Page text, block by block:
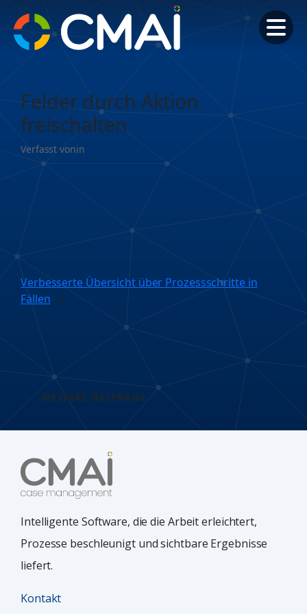
Inhalt
springen
Felder durch Aktion
freischalten
Verfasst vonin
Verbesserte Übersicht über Prozessschritte in
Fällen →
WEITERE BEITRÄGE
Intelligente Software, die die Arbeit erleichtert,
Prozesse beschleunigt und sichtbare Ergebnisse
liefert.
Kontakt